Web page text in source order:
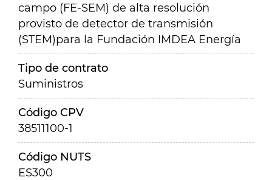
campo (FE-SEM) de alta resolución
provisto de detector de transmisión
(STEM)para la Fundación IMDEA Energía
Tipo de contrato
Suministros
Código CPV
38511100-1
Código NUTS
ES300